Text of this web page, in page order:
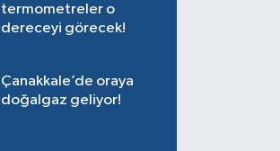
termometreler o
dereceyi görecek!
Çanakkale’de oraya
doğalgaz geliyor!